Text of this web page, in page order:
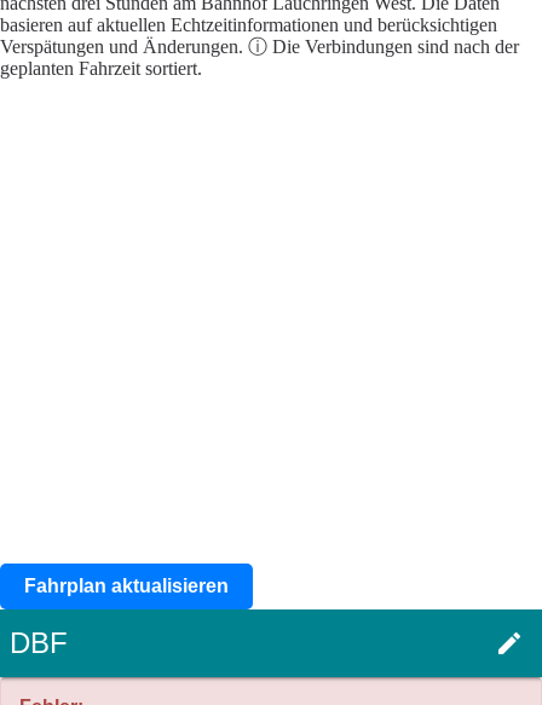
basieren auf aktuellen Echtzeitinformationen und berücksichtigen
Verspätungen und Änderungen. ⓘ Die Verbindungen sind nach der
geplanten Fahrzeit sortiert.
Fahrplan aktualisieren